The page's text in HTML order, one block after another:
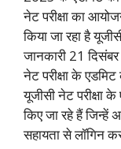
नेट परीक्षा का
किया जा रहा है
जानकारी 21
नेट परीक्षा के
यूजीसी नेट परीक्षा के
किए जा रहे हैं जिन्हें
सहायता से लॉगिन